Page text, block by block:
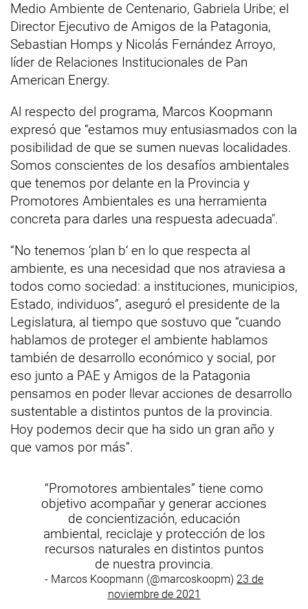
Medio Ambiente de Centenario, Gabriela Uribe; el
Director Ejecutivo de Amigos de la Patagonia,
Sebastian Homps y Nicolás Fernández Arroyo,
líder de Relaciones Institucionales de Pan
American Energy.
Al respecto del programa, Marcos Koopmann
expresó que “estamos muy entusiasmados con la
posibilidad de que se sumen nuevas localidades.
Somos conscientes de los desafíos ambientales
que tenemos por delante en la Provincia y
Promotores Ambientales es una herramienta
concreta para darles una respuesta adecuada".
“No tenemos ‘plan b‘ en lo que respecta al
ambiente, es una necesidad que nos atraviesa a
todos como sociedad: a instituciones, municipios,
Estado, individuos”, aseguró el presidente de la
Legislatura, al tiempo que sostuvo que “cuando
hablamos de proteger el ambiente hablamos
también de desarrollo económico y social, por
eso junto a PAE y Amigos de la Patagonia
pensamos en poder llevar acciones de desarrollo
sustentable a distintos puntos de la provincia.
Hoy podemos decir que ha sido un gran año y
que vamos por más”.
“Promotores ambientales” tiene como
objetivo acompañar y generar acciones
de concientización, educación
ambiental, reciclaje y protección de los
recursos naturales en distintos puntos
de nuestra provincia.
- Marcos Koopmann (@marcoskoopm) 23 de
noviembre de 2021